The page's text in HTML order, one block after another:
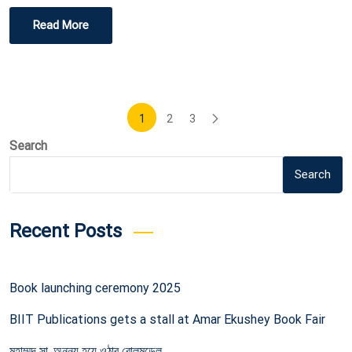
Read More
pagination
1 2 3
Search
Search
Recent Posts
Book launching ceremony 2025
BIIT Publications gets a stall at Amar Ekushey Book Fair